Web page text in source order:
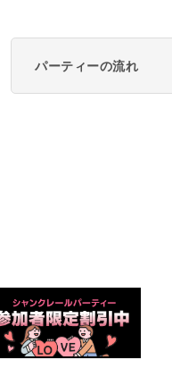
パーティーの流れ